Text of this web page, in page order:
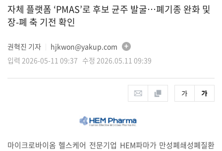
자체 플랫폼 ‘PMAS’로 후보 균주 발굴…폐기종 완화 및
장-폐 축 기전 확인
권혁진 기자
hjkwon@yakup.com
입력 2026-05-11 09:37 수정 2026.05.11 09:39
마이크로바이옴 헬스케어 전문기업 HEM파마가 만성폐쇄성폐질환